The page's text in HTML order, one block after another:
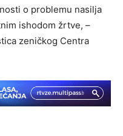
o problemu nasilja
ishodom žrtve, –
zeničkog Centra